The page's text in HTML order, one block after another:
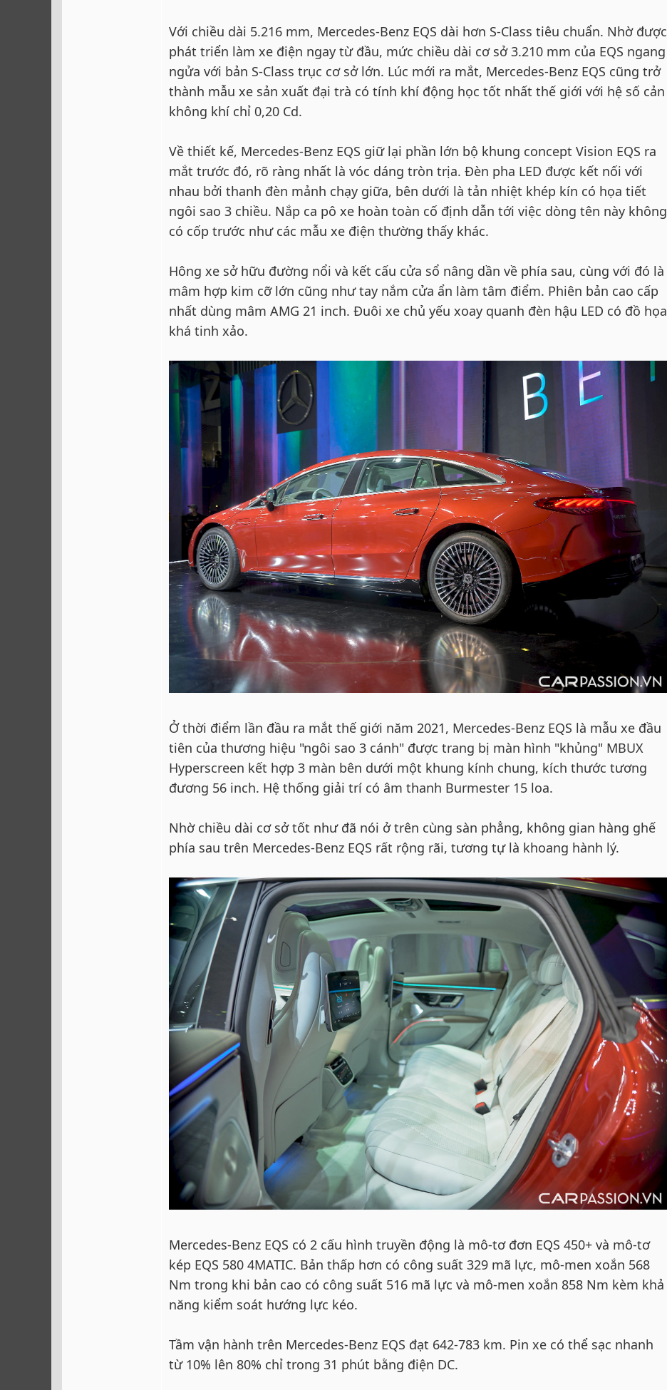
Với chiều dài 5.216 mm, Mercedes-Benz EQS dài hơn S-Class tiêu chuẩn. Nhờ được
phát triển làm xe điện ngay từ đầu, mức chiều dài cơ sở 3.210 mm của EQS ngang
ngửa với bản S-Class trục cơ sở lớn. Lúc mới ra mắt, Mercedes-Benz EQS cũng trở
thành mẫu xe sản xuất đại trà có tính khí động học tốt nhất thế giới với hệ số cản
không khí chỉ 0,20 Cd.
Về thiết kế, Mercedes-Benz EQS giữ lại phần lớn bộ khung concept Vision EQS ra
mắt trước đó, rõ ràng nhất là vóc dáng tròn trịa. Đèn pha LED được kết nối với
nhau bởi thanh đèn mảnh chạy giữa, bên dưới là tản nhiệt khép kín có họa tiết
ngôi sao 3 chiều. Nắp ca pô xe hoàn toàn cố định dẫn tới việc dòng tên này không
có cốp trước như các mẫu xe điện thường thấy khác.
Hông xe sở hữu đường nổi và kết cấu cửa sổ nâng dần về phía sau, cùng với đó là
mâm hợp kim cỡ lớn cũng như tay nắm cửa ẩn làm tâm điểm. Phiên bản cao cấp
nhất dùng mâm AMG 21 inch. Đuôi xe chủ yếu xoay quanh đèn hậu LED có đồ họa
khá tinh xảo.
Ở thời điểm lần đầu ra mắt thế giới năm 2021, Mercedes-Benz EQS là mẫu xe đầu
tiên của thương hiệu "ngôi sao 3 cánh" được trang bị màn hình "khủng" MBUX
Hyperscreen kết hợp 3 màn bên dưới một khung kính chung, kích thước tương
đương 56 inch. Hệ thống giải trí có âm thanh Burmester 15 loa.
Nhờ chiều dài cơ sở tốt như đã nói ở trên cùng sàn phẳng, không gian hàng ghế
phía sau trên Mercedes-Benz EQS rất rộng rãi, tương tự là khoang hành lý.
Mercedes-Benz EQS có 2 cấu hình truyền động là mô-tơ đơn EQS 450+ và mô-tơ
kép EQS 580 4MATIC. Bản thấp hơn có công suất 329 mã lực, mô-men xoắn 568
Nm trong khi bản cao có công suất 516 mã lực và mô-men xoắn 858 Nm kèm khả
năng kiểm soát hướng lực kéo.
Tầm vận hành trên Mercedes-Benz EQS đạt 642-783 km. Pin xe có thể sạc nhanh
từ 10% lên 80% chỉ trong 31 phút bằng điện DC.